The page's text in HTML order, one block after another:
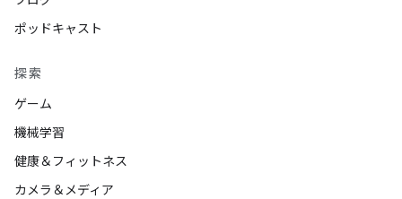
ポッドキャスト
探索
ゲーム
機械学習
健康＆フィットネス
カメラ＆メディア